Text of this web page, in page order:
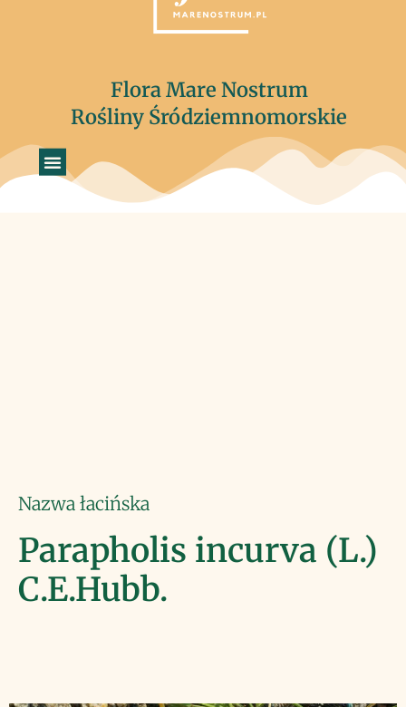
Flora Mare Nostrum
Rośliny Śródziemnomorskie
Nazwa łacińska
Parapholis incurva (L.)
C.E.Hubb.